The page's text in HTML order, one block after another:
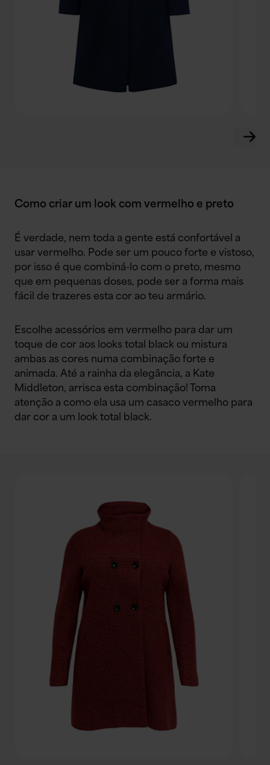
Como criar um look com vermelho e preto
É verdade, nem toda a gente está confortável a
usar vermelho. Pode ser um pouco forte e vistoso,
por isso é que combiná-lo com o preto, mesmo
que em pequenas doses, pode ser a forma mais
fácil de trazeres esta cor ao teu armário.
Escolhe acessórios em vermelho para dar um
toque de cor aos looks total black ou mistura
ambas as cores numa combinação forte e
animada. Até a rainha da elegância, a Kate
Middleton, arrisca esta combinação! Toma
atenção a como ela usa um casaco vermelho para
dar cor a um look total black.